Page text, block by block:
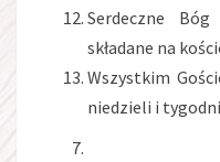
Serdeczne
składane na
Wszystkim
niedzieli i